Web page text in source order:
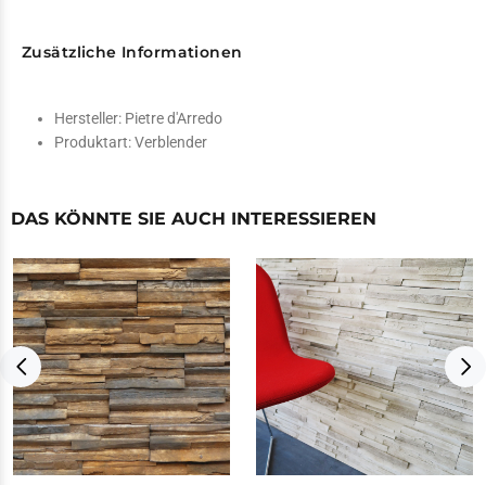
Zusätzliche Informationen
Hersteller: Pietre d'Arredo
Produktart:Verblender
DAS KÖNNTE SIE AUCH INTERESSIEREN